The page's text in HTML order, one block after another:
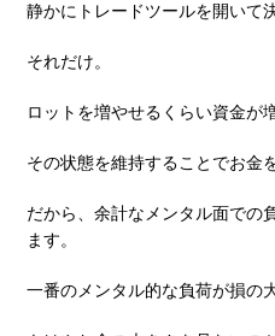
静かにトレードツールを開いて
それだけ。
ロットを増やせるくらい資⾦が
その状態を維持することでお⾦
だから、余計なメンタル⾯での
ます。
⼀番のメンタル的な負荷が損の